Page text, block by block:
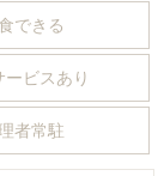
できる
ービスあり
者常駐